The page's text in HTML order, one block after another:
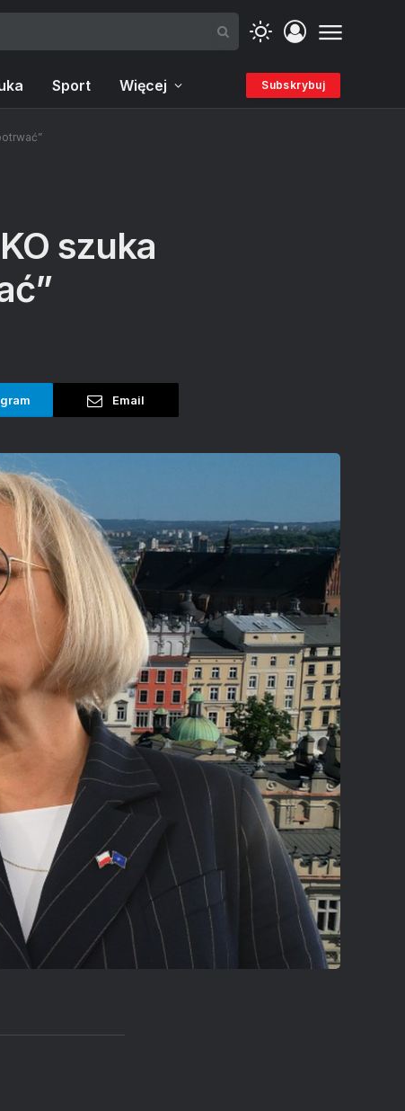
Sport Więcej Subskrybuj
szuka
Email